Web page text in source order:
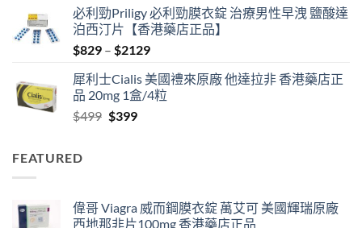
was:
$600.
is:
$480.
必利勁Priligy 必利勁膜衣錠 治療男性早洩 鹽酸達
泊西汀片【香港藥店正品】
$829 – $2129Price
$829
through
犀利士Cialis 美國禮來原廠 他達拉非 香港藥店正
品 20mg 1盒/4粒
$499 Original
$399Current
FEATURED
偉哥 Viagra 威而鋼膜衣錠 萬艾可 美國輝瑞原廠
西地那非片100mg 香港藥店正品